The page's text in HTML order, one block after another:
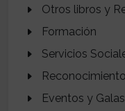
Otros libros y
Formación
Servicios
Eventos y